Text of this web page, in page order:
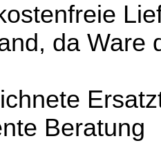
da Ware
Beratung